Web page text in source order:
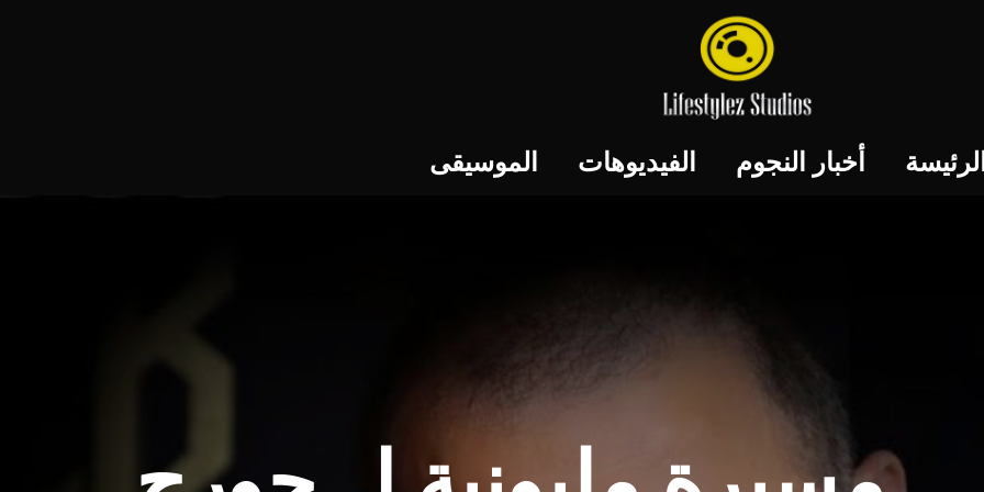
أخبار النجوم الفيديوهات الموسيقى